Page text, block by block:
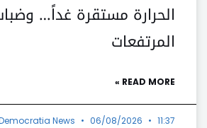
الحرارة مستقرة غداً…
المرتفعات
READ MORE »
News 06/08/2026 11:37 ص